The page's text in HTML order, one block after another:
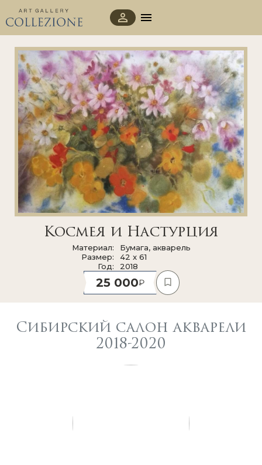
Космея и Настурция
Материал
Бумага, акварель
Размер
42 x 61
Год
2018
25 000
Сибирский салон акварели
2018-2020